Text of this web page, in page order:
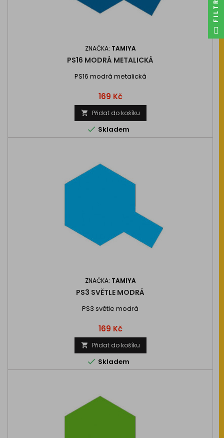
ZNAČKA: TAMIYA
PS16 MODRÁ METALICKÁ
PS16 modrá metalická
Cena
169 Kč
 Přidat do košíku
 Skladem
ZNAČKA: TAMIYA
PS3 SVĚTLE MODRÁ
PS3 světle modrá
Cena
169 Kč
 Přidat do košíku
 Skladem